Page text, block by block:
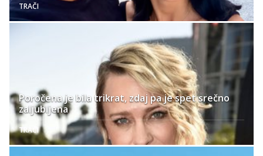
TRAČI
Poročena je bila trikrat, zdaj pa je spet srečno
zaljubljena
TRAČI